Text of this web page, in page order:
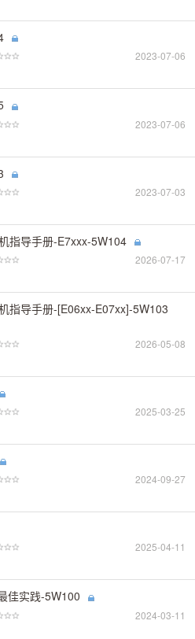
2023-07-06
2023-07-06
2023-07-03
指导手册-E7xxx-5W104
2026-07-17
指导手册-[E06xx-E07xx]-5W103
2026-05-08
2025-03-25
2024-09-27
2025-04-11
佳实践-5W100
2024-03-11